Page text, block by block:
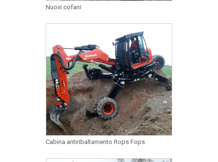
Nuovi cofani
Cabina antiribaltamento Rops Fops